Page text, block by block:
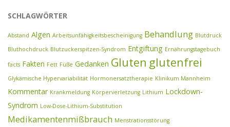
SCHLAGWÖRTER
Abstand Algen Arbeitsunfähigkeitsbescheinigung Behandlung Blutdruck
Bluthochdruck Blutzuckerspitzen-Syndrom Entgiftung Ernährungstagebuch
facts Fakten Fett Füße Gedanken Gluten glutenfrei
Glykämische Hypervariabilität Hormonersatztherapie Klinikum Mannheim
Kommentar Krankmeldung Körperverletzung Lithium Lockdown-
Syndrom Low-Dose-Lithium-Substitution
Medikamentenmißbrauch Menstrationsstörung